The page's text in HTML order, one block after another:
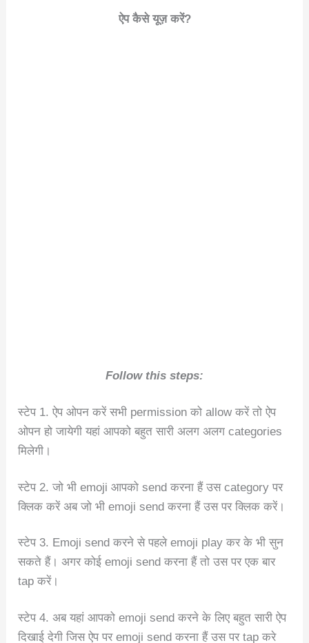
ऐप कैसे यूज़ करें?
Follow this steps:
स्टेप 1. ऐप ओपन करें सभी permission को allow करें तो ऐप
ओपन हो जायेगी यहां आपको बहुत सारी अलग अलग categories
मिलेगी।
स्टेप 2. जो भी emoji आपको send करना हैं उस category पर
क्लिक करें अब जो भी emoji send करना हैं उस पर क्लिक करें।
स्टेप 3. Emoji send करने से पहले emoji play कर के भी सुन
सकते हैं। अगर कोई emoji send करना हैं तो उस पर एक बार
tap करें।
स्टेप 4. अब यहां आपको emoji send करने के लिए बहुत सारी ऐप
दिखाई देगी जिस ऐप पर emoji send करना हैं उस पर tap करे